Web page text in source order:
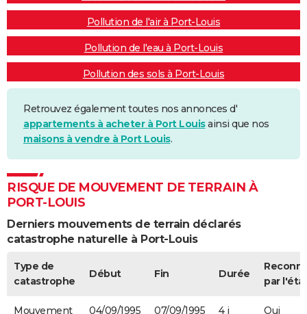
Pollution de l'air à Port-Louis
Pollution de l'eau à Port-Louis
Pollution des sols à Port-Louis
Retrouvez également toutes nos annonces d'
appartements à acheter à Port Louisainsi que nos
maisons à vendre à Port Louis.
RISQUE DE MOUVEMENT DE TERRAIN À
PORT-LOUIS
Derniers mouvements de terrain déclarés
catastrophe naturelle à Port-Louis
Type de
catastrophe
Début Fin Durée
par
Mouvement
04/09/1995 07/09/1995 4 j Oui